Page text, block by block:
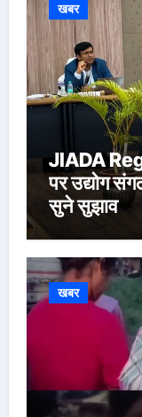
खबर
JIADA
पर उद्योग
सुने सुझाव
खबर